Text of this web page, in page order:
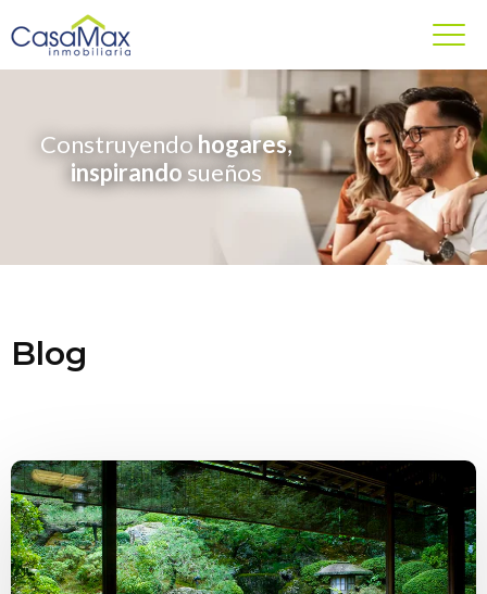
Construyendohogares,
inspirando sueños
Blog